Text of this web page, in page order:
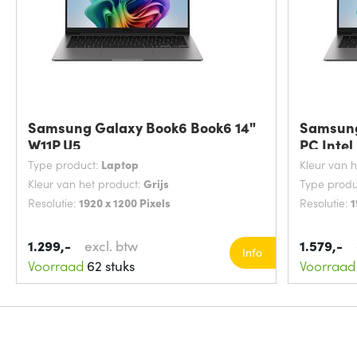
Samsung Galaxy Book6 Book6 14"
W11P U5
Type product: Laptop
Kleur van het product: Grijs
Resolutie: 1920 x 1200 Pixels
1.299,-
excl. btw
Voorraad 62 stuks
Info
PC Intel
Kleur van
Type
Resolutie:
1.579,-
Voorraad